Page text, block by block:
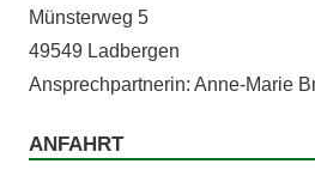
Mün­ster­weg 5
49549 Ladbergen
Ansprech­part­ner­in: Anne-Marie
ANFAHRT